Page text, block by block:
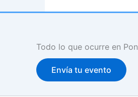
Todo lo que ocurre en
Envía tu evento